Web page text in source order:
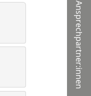
Ansprechpartner:innen